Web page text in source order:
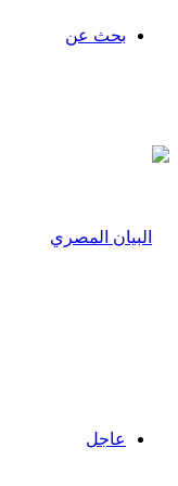
بحث عن
عاجل